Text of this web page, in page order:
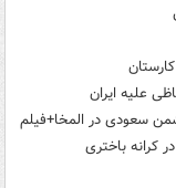
سعودی در المخا+فیلم
کرانه باختری